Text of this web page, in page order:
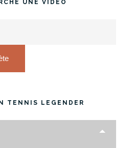
UNE VIDÉO
TENNIS LEGENDER